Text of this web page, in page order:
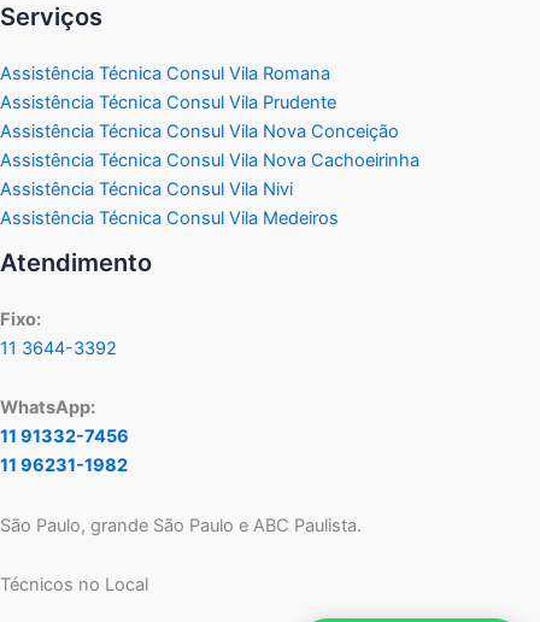
Serviços
Assistência Técnica Consul Vila Romana
Assistência Técnica Consul Vila Prudente
Assistência Técnica Consul Vila Nova Conceição
Assistência Técnica Consul Vila Nova Cachoeirinha
Assistência Técnica Consul Vila Nivi
Assistência Técnica Consul Vila Medeiros
Atendimento
Fixo:
11 3644-3392
WhatsApp:
11 91332-7456
11 96231-1982
São Paulo, grande São Paulo e ABC Paulista.
Técnicos no Local